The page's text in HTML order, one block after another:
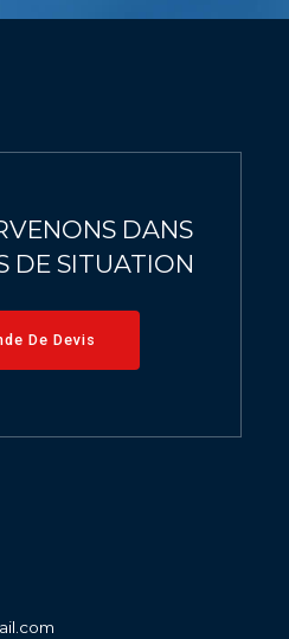
DANS
DE SITUATION
De Devis